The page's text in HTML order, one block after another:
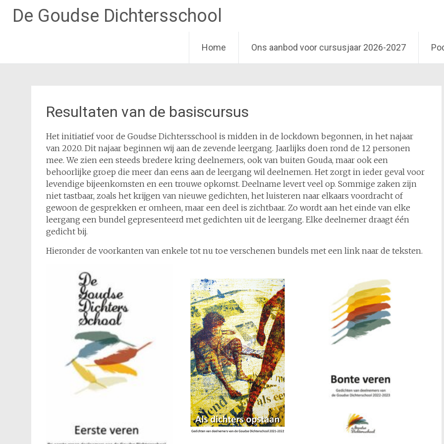
De Goudse Dichtersschool
Home Ons aanbod voor cursusjaar 2026-2027
Resultaten van de basiscursus
Het initiatief voor de Goudse Dichtersschool is midden in de lockdown begonnen, in het najaar
van 2020. Dit najaar beginnen wij aan de zevende leergang. Jaarlijks doen rond de 12 personen
mee. We zien een steeds bredere kring deelnemers, ook van buiten Gouda, maar ook een
behoorlijke groep die meer dan eens aan de leergang wil deelnemen. Het zorgt in ieder geval voor
levendige bijeenkomsten en een trouwe opkomst. Deelname levert veel op. Sommige zaken zijn
niet tastbaar, zoals het krijgen van nieuwe gedichten, het luisteren naar elkaars voordracht of
gewoon de gesprekken er omheen, maar een deel is zichtbaar. Zo wordt aan het einde van elke
leergang een bundel gepresenteerd met gedichten uit de leergang. Elke deelnemer draagt één
gedicht bij.
Hieronder de voorkanten van enkele tot nu toe verschenen bundels met een link naar de teksten.